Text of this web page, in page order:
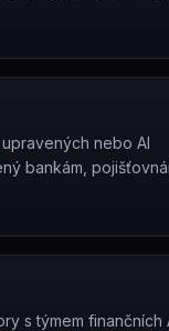
generuje dopisy pro
nebo AI
bankám,
s týmem finančních